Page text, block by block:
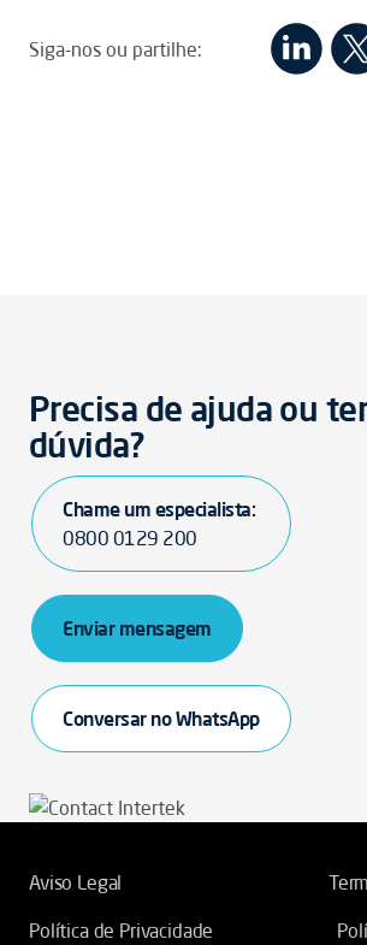
Siga-nos ou partilhe:
Precisa de ajuda ou
dúvida?
Chame um especialista:
0800 0129 200
Enviar mensagem
Conversar no WhatsApp
Aviso Legal
Política de Privacidade